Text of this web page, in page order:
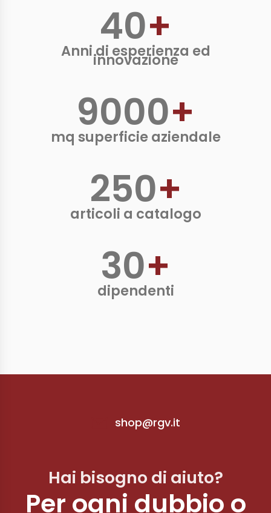
40+
Anni di esperienza ed
innovazione
9000+
mq superficie aziendale
250+
articoli a catalogo
30+
dipendenti
shop@rgv.it
Hai bisogno di aiuto?
Per ogni dubbio o